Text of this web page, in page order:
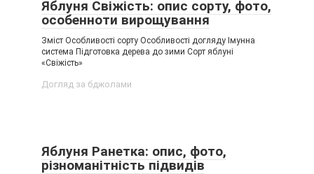
Яблуня Свіжість: опис сорту, фото,
особенноти вирощування
Зміст Особливості сорту Особливості догляду Імунна
система Підготовка дерева до зими Сорт яблуні
«Свіжість»
Догляд за бджолами
Яблуня Ранетка: опис, фото,
різноманітність підвидів